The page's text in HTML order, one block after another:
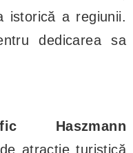
istorică a regiunii.
dedicarea sa
Haszmann
atracție turistică